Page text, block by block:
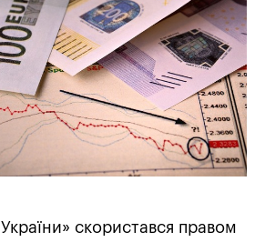
скористався правом